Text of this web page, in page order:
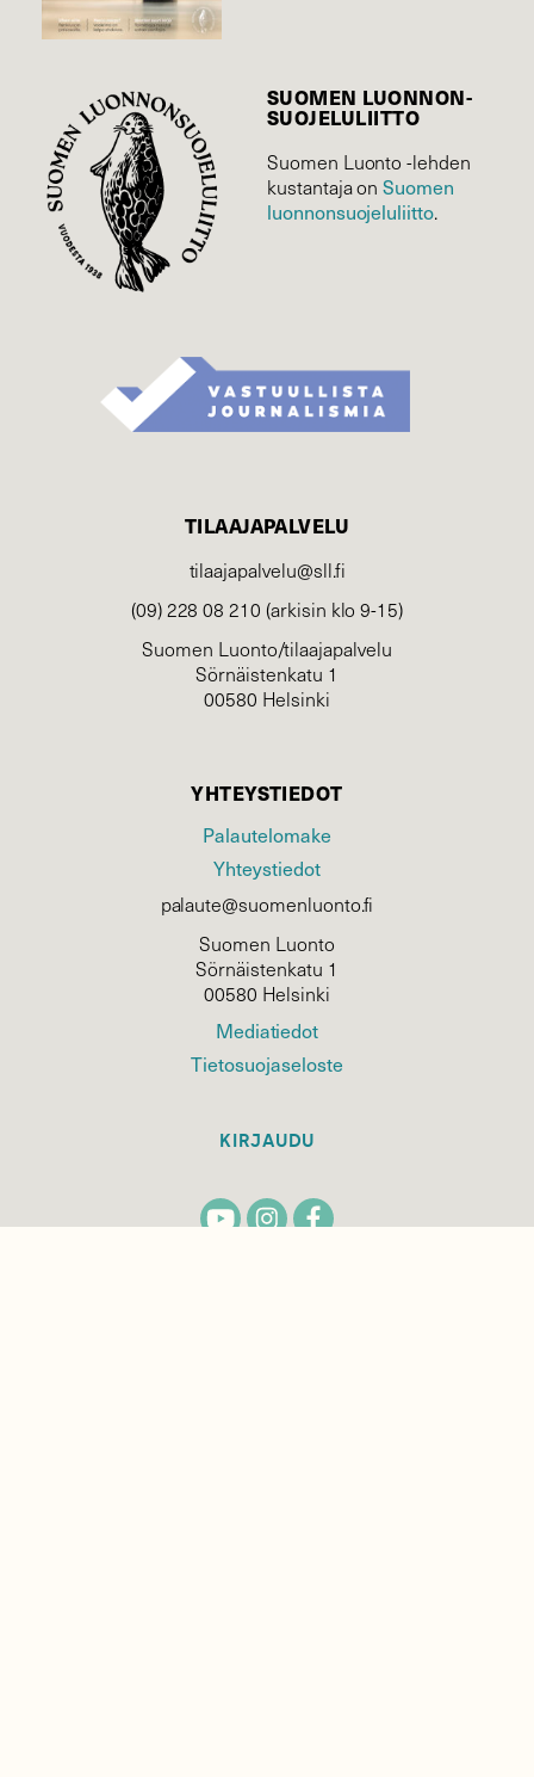
SUOMEN LUONNON­
SUOJELU­LIITTO
Suomen Luonto -lehden
kustantaja onSuomen
luonnonsuojelu­liitto.
TILAAJAPALVELU
tilaajapalvelu@sll.fi
(09) 228 08 210 (arkisin klo 9-15)
Suomen Luonto/tilaajapalvelu
Sörnäistenkatu 1
00580 Helsinki
YHTEYSTIEDOT
Palautelomake
Yhteystiedot
palaute@suomenluonto.fi
Suomen Luonto
Sörnäistenkatu 1
00580 Helsinki
Mediatiedot
Tietosuojaseloste
KIRJAUDU